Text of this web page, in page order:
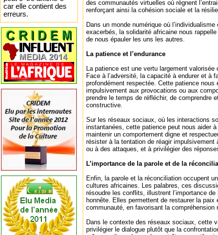
des communautés virtuelles où règnent
renforçant ainsi la cohésion sociale et la
Dans un monde numérique où
exacerbés, la solidarité africaine nous
de nous épauler les uns les autres.
La patience et l’endurance
La patience est une vertu largement
Face à l’adversité, la capacité à endurer et à
profondément respectée. Cette patience nous
impulsivement aux provocations ou aux
prendre le temps de réfléchir, de comprendre
constructive.
Sur les réseaux sociaux, où les interactions
instantanées, cette patience peut nous aider
maintenir un comportement digne et
résister à la tentation de réagir impulsivement
ou à des attaques, et à privilégier des
L’importance de la parole et de la
Enfin, la parole et la réconciliation occupent
cultures africaines. Les palabres, ces
résoudre les conflits, illustrent l’importance
honnête. Elles permettent de restaurer la paix
communauté, en favorisant la compréhension
Dans le contexte des réseaux sociaux, cette
privilégier le dialogue plutôt que la